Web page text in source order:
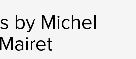
by Michel
Mairet